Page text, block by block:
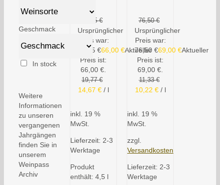
88,95€
Ursprünglicher
Preis war:
88,95 €66,00€Aktueller
Preis ist:
66,00 €.
19,77€
14,67 €/ l
inkl. 19 %
MwSt.
Lieferzeit: 2-3
Werktage
Produkt
enthält: 4,5 l
76,50€
Ursprünglicher
Preis war:
76,50 €69,00€Aktueller
Preis ist:
69,00 €.
11,33€
10,22 €/ l
inkl. 19 %
MwSt.
zzgl.
Versandkosten
Lieferzeit: 2-3
Werktage
Geschmack
In stock
Weitere
Informationen
zu unseren
vergangenen
Jahrgängen
finden Sie in
unserem
Weinpass
Archiv